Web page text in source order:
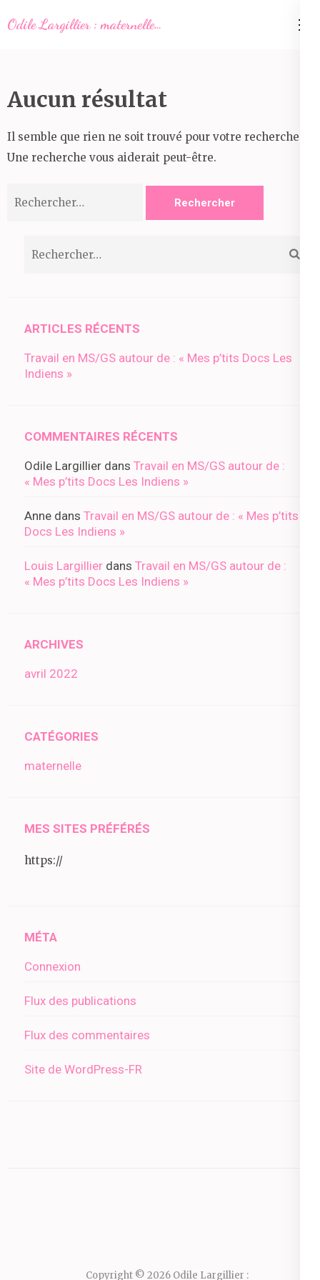
au
Entrée)
Odile Largillier : maternelle…
Aucun résultat
Il semble que rien ne soit trouvé pour votre recherche.
Une recherche vous aiderait peut-être.
ARTICLES RÉCENTS
Travail en MS/GS autour de : « Mes p’tits Docs Les
Indiens »
COMMENTAIRES RÉCENTS
Odile Largillier dans Travail en MS/GS autour de :
« Mes p’tits Docs Les Indiens »
Anne dans Travail en MS/GS autour de : « Mes p’tits
Docs Les Indiens »
Louis Largillier dans Travail en MS/GS autour de :
« Mes p’tits Docs Les Indiens »
ARCHIVES
avril 2022
CATÉGORIES
maternelle
MES SITES PRÉFÉRÉS
https://
MÉTA
Connexion
Flux des publications
Flux des commentaires
Site de WordPress-FR
Copyright © 2026 Odile Largillier :